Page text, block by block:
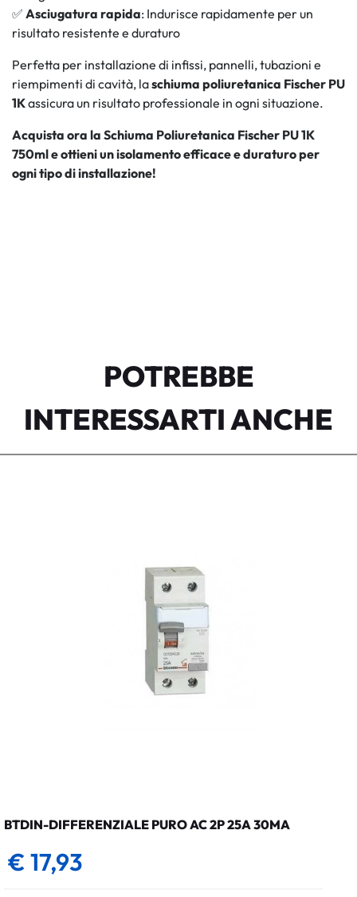
✅ Asciugatura rapida: Indurisce rapidamente per un
risultato resistente e duraturo
Perfetta per installazione di infissi, pannelli, tubazioni e
riempimenti di cavità, laschiuma poliuretanica Fischer PU
1Kassicura un risultato professionale in ogni situazione.
Acquista ora la Schiuma Poliuretanica Fischer PU 1K
750ml e ottieni un isolamento efficace e duraturo per
ogni tipo di installazione!
POTREBBE
INTERESSARTI ANCHE
BTDIN-DIFFERENZIALE PURO AC 2P 25A 30MA
€ 17,93